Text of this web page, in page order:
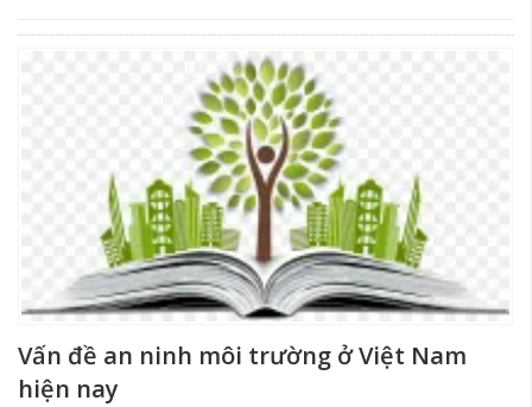
Vấn đề an ninh môi trường ở Việt Nam
hiện nay